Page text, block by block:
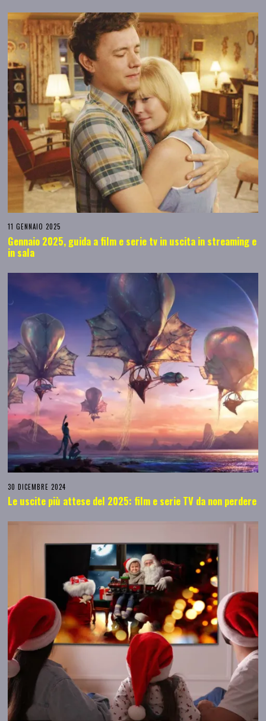
11 GENNAIO 2025
Gennaio 2025, guida a film e serie tv in uscita in streaming e
in sala
30 DICEMBRE 2024
Le uscite più attese del 2025: film e serie TV da non perdere